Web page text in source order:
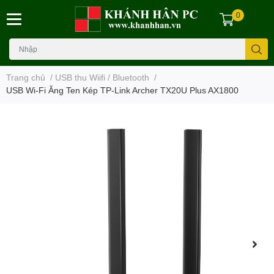
0
Trang chủ / USB thu Wiifi / Bluetooth /
USB Wi-Fi Ăng Ten Kép TP-Link Archer TX20U Plus AX1800